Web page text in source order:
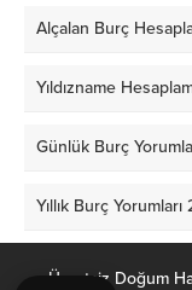
Alçalan Burç
Yıldızname
Günlük Burç
Yıllık Burç
Ücretsiz Doğum